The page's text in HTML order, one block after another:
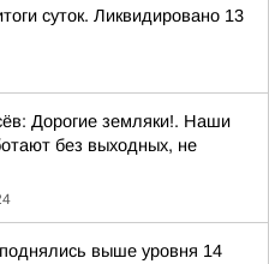
суток. Ликвидировано 13
Дорогие земляки!. Наши
без выходных, не
выше уровня 14